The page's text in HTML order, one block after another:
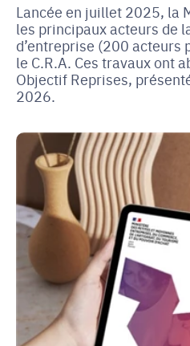
Lancée en juillet 2025, la
les principaux acteurs de
d’entreprise (200 acteurs
le C.R.A. Ces travaux ont
Objectif Reprises,
2026.